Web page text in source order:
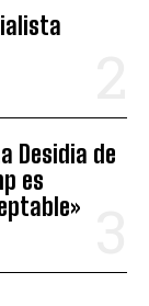
Desidia de
es